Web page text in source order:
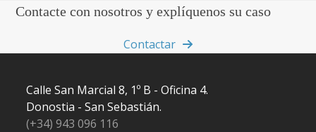
Contacte con nosotros y explíquenos su caso
Contactar
Calle San Marcial 8, 1º B - Oficina 4.
Donostia - San Sebastián.
(+34) 943 096 116